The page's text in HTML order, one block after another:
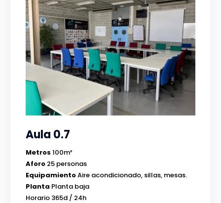
Aula 0.7
Metros 100m²
Aforo 25 personas
EquipamientoAire acondicionado, sillas, mesas.
Planta Planta baja
Horario 365d / 24h